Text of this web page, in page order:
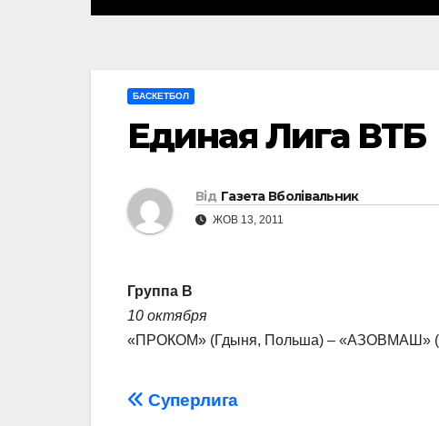
БАСКЕТБОЛ
Единая Лига ВТБ
Від Газета Вболівальник
ЖОВ 13, 2011
Группа В
10 октября
«ПРОКОМ» (Гдыня, Польша) – «АЗОВМАШ»
Навігація
Суперлига